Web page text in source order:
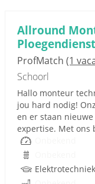
Allround
ProfMatch (1
Schoorl
Hallo monteur
jou hard nodig!
en er staan
expertise. Met ons